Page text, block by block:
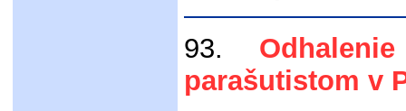
93.
parašutistom v